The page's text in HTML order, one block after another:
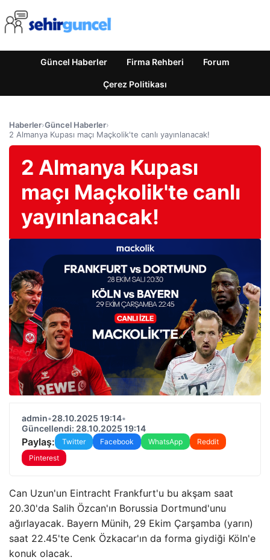
Güncel Haberler Firma Rehberi Forum
Çerez Politikası
Haberler›Güncel Haberler›
2 Almanya Kupası maçı Maçkolik'te canlı yayınlanacak!
2 Almanya Kupası
maçı Maçkolik'te canlı
yayınlanacak!
admin•28.10.2025 19:14•
Güncellendi: 28.10.2025 19:14
Paylaş: Twitter Facebook WhatsApp
Reddit
Pinterest
Can Uzun'un Eintracht Frankfurt'u bu akşam saat
20.30'da Salih Özcan'ın Borussia Dortmund'unu
ağırlayacak. Bayern Münih, 29 Ekim Çarşamba (yarın)
saat 22.45'te Cenk Özkacar'ın da forma giydiği Köln'e
konuk olacak.